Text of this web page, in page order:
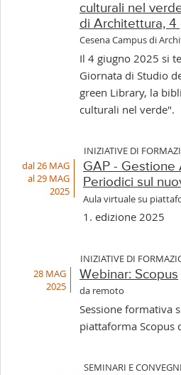
culturali nel
di Architettura,
Cesena Campus di
Il 4 giugno 2025 si
Giornata di Studio
green Library, la
culturali nel verde".
INIZIATIVE DI
dal 26 MAG
al 29 MAG
2025
GAP - Gestione
Periodici sul
Aula virtuale su
1. edizione 2025
INIZIATIVE DI
28 MAG
2025
Webinar: Scopus
da remoto
Sessione formativa
piattaforma Scopus
SEMINARI E CONVEGNI